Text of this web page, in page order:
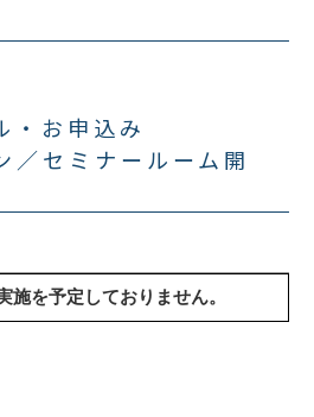
・お申込み
／セミナールーム開